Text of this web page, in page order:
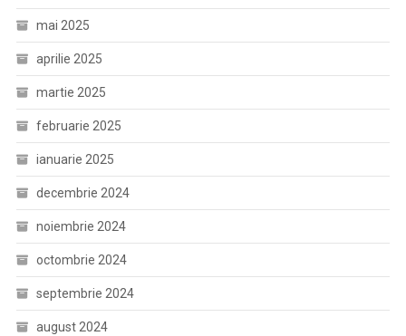
mai 2025
aprilie 2025
martie 2025
februarie 2025
ianuarie 2025
decembrie 2024
noiembrie 2024
octombrie 2024
septembrie 2024
august 2024